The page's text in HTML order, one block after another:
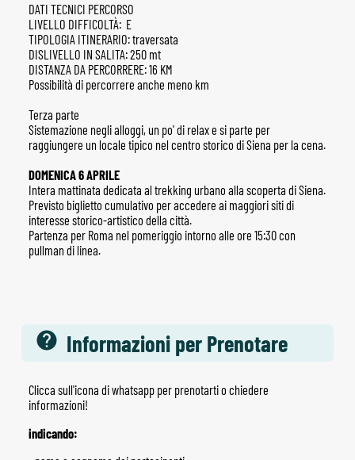
DATI TECNICI PERCORSO
LIVELLO DIFFICOLTÀ: E
TIPOLOGIA ITINERARIO: traversata
DISLIVELLO IN SALITA: 250 mt
DISTANZA DA PERCORRERE: 16 KM
Possibilità di percorrere anche meno km
Terza parte
Sistemazione negli alloggi, un po' di relax e si parte per
raggiungere un locale tipico nel centro storico di Siena per la cena.
DOMENICA 6 APRILE
Intera mattinata dedicata al trekking urbano alla scoperta di Siena.
Previsto biglietto cumulativo per accedere ai maggiori siti di
interesse storico-artistico della città.
Partenza per Roma nel pomeriggio intorno alle ore 15:30 con
pullman di linea.
Informazioni per Prenotare
Clicca sull'icona di whatsapp per prenotarti o chiedere
informazioni!
indicando: